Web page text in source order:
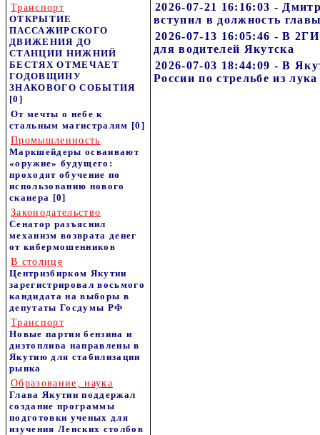
Транспорт
ОТКРЫТИЕ
ПАССАЖИРСКОГО
ДВИЖЕНИЯ ДО
СТАНЦИИ НИЖНИЙ
БЕСТЯХ ОТМЕЧАЕТ
ГОДОВЩИНУ
ЗНАКОВОГО СОБЫТИЯ
[0]
От мечты о небе к
стальным магистралям [0]
Промышленность
Маркшейдеры осваивают
«оружие» будущего:
проходят обучение по
использованию нового
сканера [0]
Законодательство
Сенатор разъяснил
механизм возврата денег
от кибермошенников
В столице
Центризбирком Якутии
зарегистрировал восьмого
кандидата на выборы в
депутаты Госдумы РФ
Транспорт
Новые партии бензина и
дизтоплива направлены в
Якутию для стабилизации
рынка
Образование, наука
Глава Якутии поддержал
создание программы
подготовки ученых для
изучения Ленских столбов
2026-07-21 16:16:03 -
вступил в должность
2026-07-13 16:05:46 - В
для водителей Якутска
2026-07-03 18:44:09 - В
России по стрельбе из лука